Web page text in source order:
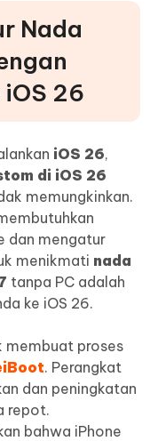
Nada
26
iOS 26,
di iOS 26
memungkinkan.
dan mengatur
menikmati nada
tanpa PC adalah
ke iOS 26.
membuat proses
. Perangkat
dan peningkatan
repot.
bahwa iPhone